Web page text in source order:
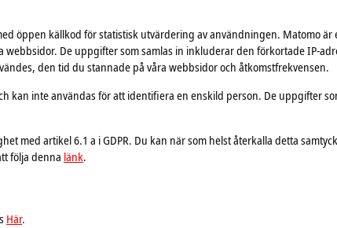
öppen källkod för statistisk utvärdering av användningen. Matomo
De uppgifter som samlas in inkluderar den förkortade IP-
den tid du stannade på våra webbsidor och åtkomstfrekvensen.
kan inte användas för att identifiera en enskild person. De uppgifter
med artikel 6.1 a i GDPR. Du kan när som helst återkalla detta
följa denna länk.
Här.